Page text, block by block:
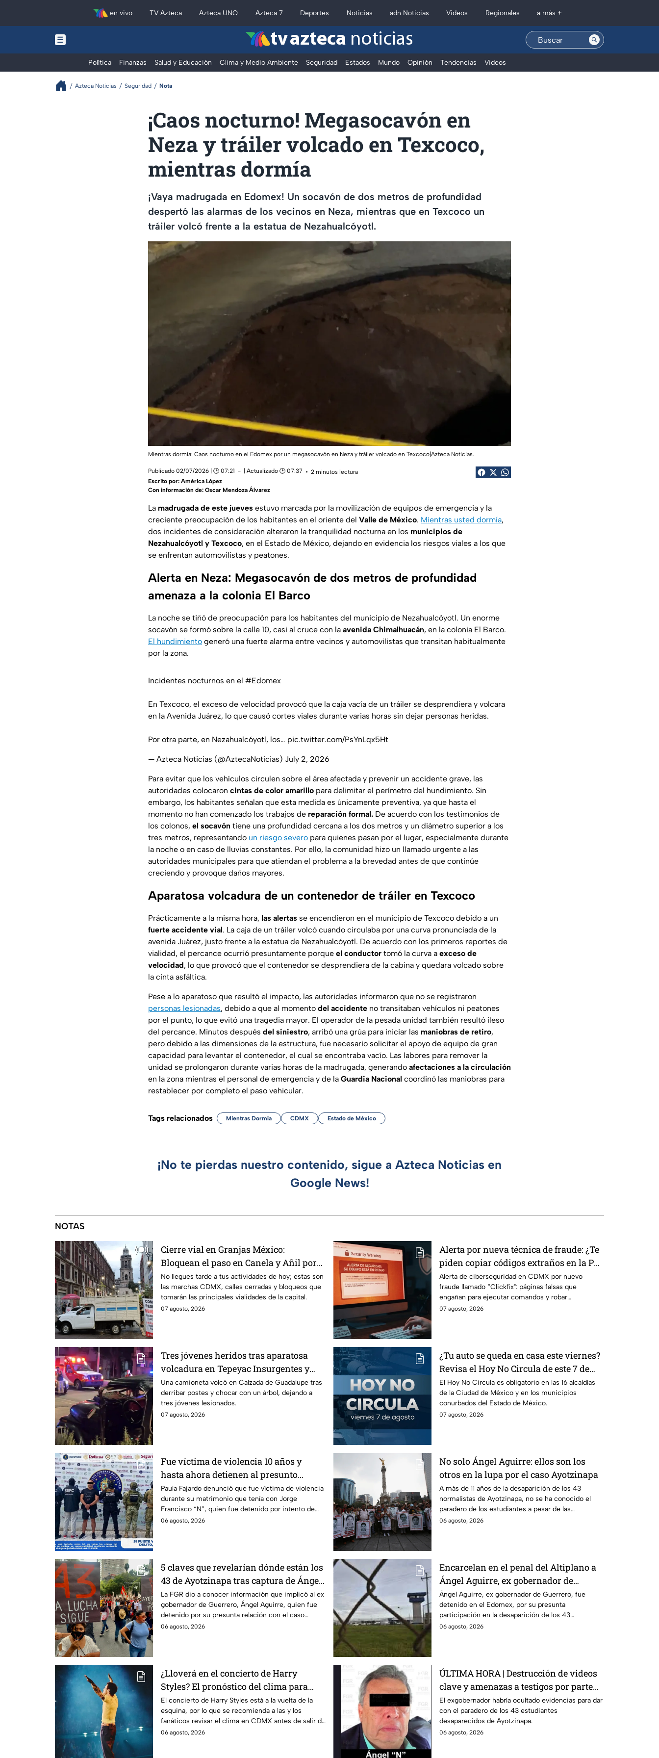
en vivo TV Azteca Azteca UNO Azteca 7 Deportes Noticias adn Noticias Videos Regionales a más +
tv azteca noticias
Política Finanzas Salud y Educación Clima y Medio Ambiente Seguridad Estados Mundo Opinión Tendencias Videos
Azteca Noticias Seguridad Nota
¡Caos nocturno! Megasocavón en
Neza y tráiler volcado en Texcoco,
mientras dormía
¡Vaya madrugada en Edomex! Un socavón de dos metros de profundidad
despertó las alarmas de los vecinos en Neza, mientras que en Texcoco un
tráiler volcó frente a la estatua de Nezahualcóyotl.
Mientras dormía: Caos nocturno en el Edomex por un megasocavón en Neza y tráiler volcado en Texcoco|Azteca Noticias.
Publicado 02/07/2026 | 🕑 07:21 | Actualizado 🕑 07:37
2 minutos lectura
Escrito por: América López
Con información de: Oscar Mendoza Álvarez
La madrugada de este jueves estuvo marcada por la movilización de equipos de emergencia y la
creciente preocupación de los habitantes en el oriente del Valle de México. Mientras usted dormía,
dos incidentes de consideración alteraron la tranquilidad nocturna en los municipios de
Nezahualcóyotl y Texcoco, en el Estado de México, dejando en evidencia los riesgos viales a los que
se enfrentan automovilistas y peatones.
Alerta en Neza: Megasocavón de dos metros de profundidad
amenaza a la colonia El Barco
La noche se tiñó de preocupación para los habitantes del municipio de Nezahualcóyotl. Un enorme
socavón se formó sobre la calle 10, casi al cruce con la avenida Chimalhuacán, en la colonia El Barco.
El hundimiento generó una fuerte alarma entre vecinos y automovilistas que transitan habitualmente
por la zona.
Incidentes nocturnos en el #Edomex
En Texcoco, el exceso de velocidad provocó que la caja vacía de un tráiler se desprendiera y volcara
en la Avenida Juárez, lo que causó cortes viales durante varias horas sin dejar personas heridas.
Por otra parte, en Nezahualcóyotl, los… pic.twitter.com/PsYnLqx5Ht
— Azteca Noticias (@AztecaNoticias) July 2, 2026
Para evitar que los vehículos circulen sobre el área afectada y prevenir un accidente grave, las
autoridades colocaron cintas de color amarillo para delimitar el perímetro del hundimiento. Sin
embargo, los habitantes señalan que esta medida es únicamente preventiva, ya que hasta el
momento no han comenzado los trabajos de reparación formal. De acuerdo con los testimonios de
los colonos, el socavón tiene una profundidad cercana a los dos metros y un diámetro superior a los
tres metros, representando un riesgo severo para quienes pasan por el lugar, especialmente durante
la noche o en caso de lluvias constantes. Por ello, la comunidad hizo un llamado urgente a las
autoridades municipales para que atiendan el problema a la brevedad antes de que continúe
creciendo y provoque daños mayores.
Aparatosa volcadura de un contenedor de tráiler en Texcoco
Prácticamente a la misma hora, las alertas se encendieron en el municipio de Texcoco debido a un
fuerte accidente vial. La caja de un tráiler volcó cuando circulaba por una curva pronunciada de la
avenida Juárez, justo frente a la estatua de Nezahualcóyotl. De acuerdo con los primeros reportes de
vialidad, el percance ocurrió presuntamente porque el conductor tomó la curva a exceso de
velocidad, lo que provocó que el contenedor se desprendiera de la cabina y quedara volcado sobre
la cinta asfáltica.
Pese a lo aparatoso que resultó el impacto, las autoridades informaron que no se registraron
personas lesionadas, debido a que al momento del accidente no transitaban vehículos ni peatones
por el punto, lo que evitó una tragedia mayor. El operador de la pesada unidad también resultó ileso
del percance. Minutos después del siniestro, arribó una grúa para iniciar las maniobras de retiro,
pero debido a las dimensiones de la estructura, fue necesario solicitar el apoyo de equipo de gran
capacidad para levantar el contenedor, el cual se encontraba vacío. Las labores para remover la
unidad se prolongaron durante varias horas de la madrugada, generando afectaciones a la circulación
en la zona mientras el personal de emergencia y de la Guardia Nacional coordinó las maniobras para
restablecer por completo el paso vehicular.
Tags relacionados Mientras Dormía CDMX Estado de México
¡No te pierdas nuestro contenido, sigue a Azteca Noticias en
Google News!
NOTAS
Cierre vial en Granjas México:
Bloquean el paso en Canela y Añil por
protesta
No llegues tarde a tus actividades de hoy; estas son
las marchas CDMX, calles cerradas y bloqueos que
tomarán las principales vialidades de la capital.
07 agosto, 2026
Alerta por nueva técnica de fraude: ¿Te
piden copiar códigos extraños en la PC?
Cuidado, podrías ser víctima del
peligroso "Clickfix"
Alerta de ciberseguridad en CDMX por nuevo
fraude llamado “Clickfix": páginas falsas que
engañan para ejecutar comandos y robar
información de tu equipo.
07 agosto, 2026
Tres jóvenes heridos tras aparatosa
volcadura en Tepeyac Insurgentes y
operativo en la Juárez, mientras
dormía
Una camioneta volcó en Calzada de Guadalupe tras
derribar postes y chocar con un árbol, dejando a
tres jóvenes lesionados.
07 agosto, 2026
¿Tu auto se queda en casa este viernes?
Revisa el Hoy No Circula de este 7 de
agosto
El Hoy No Circula es obligatorio en las 16 alcaldías
de la Ciudad de México y en los municipios
conurbados del Estado de México.
07 agosto, 2026
Fue víctima de violencia 10 años y
hasta ahora detienen al presunto
agresor: el caso de Paula Fajardo
Paula Fajardo denunció que fue víctima de violencia
durante su matrimonio que tenía con Jorge
Francisco “N”, quien fue detenido por intento de
feminicidio.
06 agosto, 2026
No solo Ángel Aguirre: ellos son los
otros en la lupa por el caso Ayotzinapa
A más de 11 años de la desaparición de los 43
normalistas de Ayotzinapa, no se ha conocido el
paradero de los estudiantes a pesar de las
detenciones por el caso.
06 agosto, 2026
5 claves que revelarían dónde están los
43 de Ayotzinapa tras captura de Ángel
Aguirre, ex gobernador de Guerrero
La FGR dio a conocer información que implicó al ex
gobernador de Guerrero, Ángel Aguirre, quien fue
detenido por su presunta relación con el caso
Ayotzinapa.
06 agosto, 2026
Encarcelan en el penal del Altiplano a
Ángel Aguirre, ex gobernador de
Guerrero por caso Ayotzinapa
Ángel Aguirre, ex gobernador de Guerrero, fue
detenido en el Edomex, por su presunta
participación en la desaparición de los 43
normalistas de Ayotzinapa.
06 agosto, 2026
¿Lloverá en el concierto de Harry
Styles? El pronóstico del clima para
este viernes en CDMX
El concierto de Harry Styles está a la vuelta de la
esquina, por lo que se recomienda a las y los
fanáticos revisar el clima en CDMX antes de salir de
casa.
06 agosto, 2026
ÚLTIMA HORA | Destrucción de videos
clave y amenazas a testigos por parte
de exgobernador Ángel Aguirre: FGR
El exgobernador habría ocultado evidencias para dar
con el paradero de los 43 estudiantes
desaparecidos de Ayotzinapa.
06 agosto, 2026